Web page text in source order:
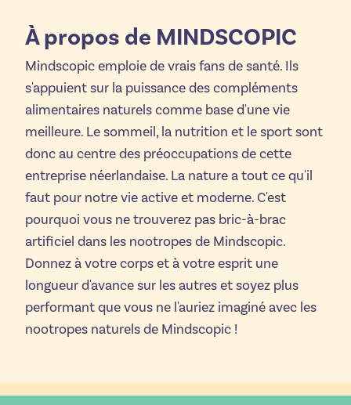
À propos de MINDSCOPIC
Mindscopic emploie de vrais fans de santé. Ils
s'appuient sur la puissance des compléments
alimentaires naturels comme base d'une vie
meilleure. Le sommeil, la nutrition et le sport sont
donc au centre des préoccupations de cette
entreprise néerlandaise. La nature a tout ce qu'il
faut pour notre vie active et moderne. C'est
pourquoi vous ne trouverez pas bric-à-brac
artificiel dans les nootropes de Mindscopic.
Donnez à votre corps et à votre esprit une
longueur d'avance sur les autres et soyez plus
performant que vous ne l'auriez imaginé avec les
nootropes naturels de Mindscopic !